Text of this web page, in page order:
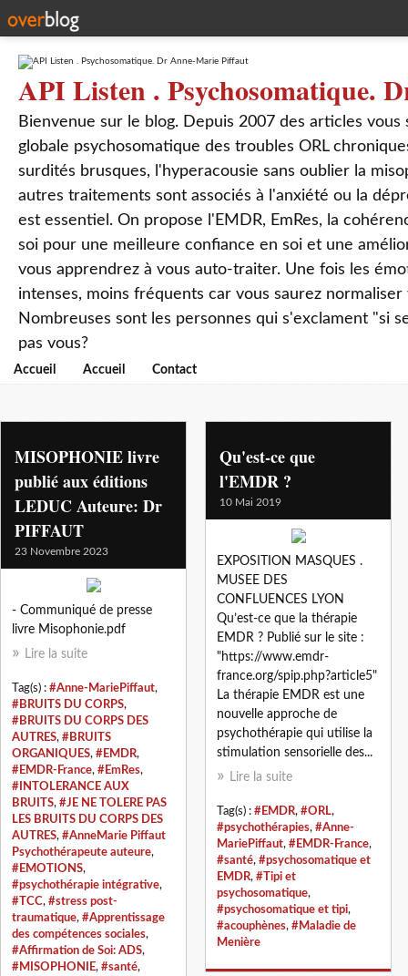
API Listen . Psychosomatique.
Bienvenue sur le blog. Depuis 2007 des articles
globale psychosomatique des troubles ORL
surdités brusques, l'hyperacousie sans oublier la
autres traitements sont associés à l'anxiété ou la
est essentiel. On propose l'EMDR, EmRes, la
soi pour une meilleure confiance en soi et une
vous apprendrez à vous auto-traiter. Une fois les
intenses, moins fréquents car vous saurez
Nombreuses sont les personnes qui s'exclament "si
pas vous?
Accueil Accueil Contact
anne-mariepiffaut
MISOPHONIE livre
publié aux éditions
LEDUC Auteure: Dr
PIFFAUT
23 Novembre 2023
- Communiqué de presse
livre Misophonie.pdf
Lire la suite
Tag(s) : #Anne-MariePiffaut,
#BRUITS DU CORPS,
#BRUITS DU CORPS DES
AUTRES, #BRUITS
ORGANIQUES, #EMDR,
#EMDR-France, #EmRes,
#INTOLERANCE AUX
BRUITS, #JE NE TOLERE PAS
LES BRUITS DU CORPS DES
AUTRES, #AnneMarie Piffaut
Psychothérapeute auteure,
#EMOTIONS,
#psychothérapie intégrative,
#TCC, #stress post-
traumatique, #Apprentissage
des compétences sociales,
#Affirmation de Soi: ADS,
#MISOPHONIE, #santé,
Qu'est-ce que
l'EMDR ?
10 Mai 2019
EXPOSITION MASQUES .
MUSEE DES
CONFLUENCES LYON
Qu’est-ce que la thérapie
EMDR ? Publié sur le site :
"https://www.emdr-
france.org/spip.php?article5"
La thérapie EMDR est une
nouvelle approche de
psychothérapie qui utilise la
stimulation sensorielle des...
Lire la suite
Tag(s) : #EMDR, #ORL,
#psychothérapies, #Anne-
MariePiffaut, #EMDR-France,
#santé, #psychosomatique et
EMDR, #Tipi et
psychosomatique,
#psychosomatique et tipi,
#acouphènes, #Maladie de
Menière